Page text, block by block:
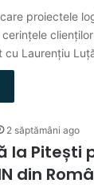
proiectele
cu Laurențiu
2 săptămâni ago
la Pitești
din